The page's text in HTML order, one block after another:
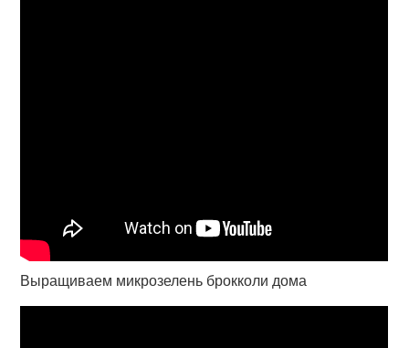
Выращиваем микрозелень брокколи дома